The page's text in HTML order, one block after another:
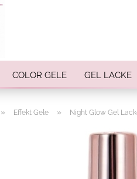
COLOR GELE GEL LACKE
» Effekt Gele » Night Glow Gel